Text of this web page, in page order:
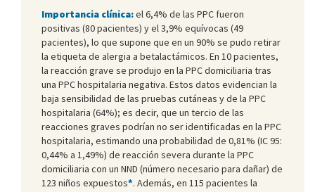
Importancia clínica:el 6,4% de las PPC fueron
positivas (80 pacientes) y el 3,9% equívocas (49
pacientes), lo que supone que en un 90% se pudo retirar
la etiqueta de alergia a betalactámicos. En 10 pacientes,
la reacción grave se produjo en la PPC domiciliaria tras
una PPC hospitalaria negativa. Estos datos evidencian la
baja sensibilidad de las pruebas cutáneas y de la PPC
hospitalaria (64%); es decir, que un tercio de las
reacciones graves podrían no ser identificadas en la PPC
hospitalaria, estimando una probabilidad de 0,81% (IC 95:
0,44% a 1,49%) de reacción severa durante la PPC
domiciliaria con un NND (número necesario para dañar) de
123 niños expuestos*. Además, en 115 pacientes la